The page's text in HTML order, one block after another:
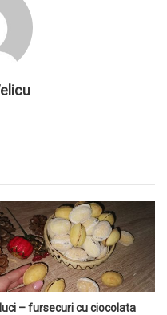
– fursecuri cu ciocolata